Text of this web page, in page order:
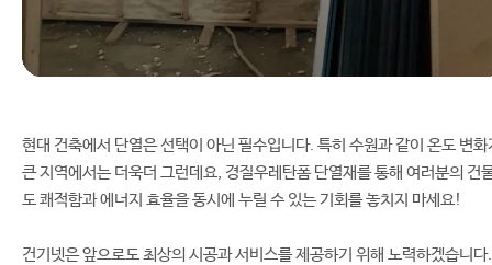
현대 건축에서 단열은 선택이 아닌 필수입니다. 특히 수원과 같이 온도 변화
큰 지역에서는 더욱더 그런데요, 경질우레탄폼 단열재를 통해 여러분의 건
도 쾌적함과 에너지 효율을 동시에 누릴 수 있는 기회를 놓치지 마세요!
건기넷은 앞으로도 최상의 시공과 서비스를 제공하기 위해 노력하겠습니다.